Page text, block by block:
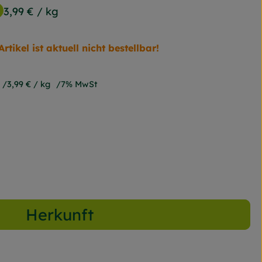
3,99 € / kg
ist aktuell nicht bestellbar!
3,99 € / kg 7% MwSt
Herkunft